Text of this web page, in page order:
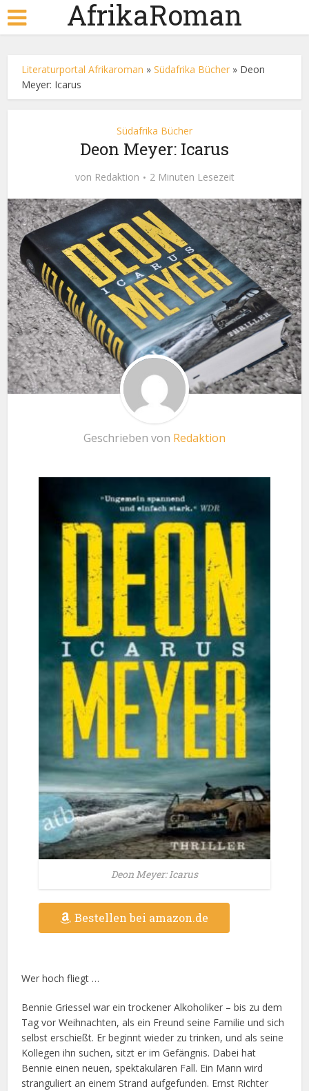
AfrikaRoman
Literaturportal Afrikaroman »Südafrika Bücher » Deon
Meyer: Icarus
Südafrika Bücher
Deon Meyer: Icarus
von Redaktion 2 Minuten Lesezeit
Geschrieben von Redaktion
Deon Meyer: Icarus
Bestellen bei amazon.de
Wer hoch fliegt …
Bennie Griessel war ein trockener Alkoholiker – bis zu dem
Tag vor Weihnachten, als ein Freund seine Familie und sich
selbst erschießt. Er beginnt wieder zu trinken, und als seine
Kollegen ihn suchen, sitzt er im Gefängnis. Dabei hat
Bennie einen neuen, spektakulären Fall. Ein Mann wird
stranguliert an einem Strand aufgefunden. Ernst Richter